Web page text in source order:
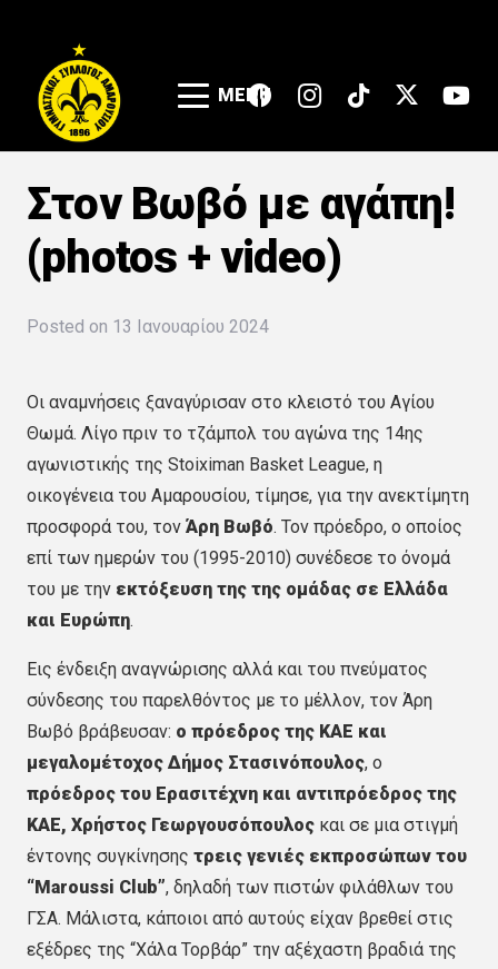
MENU
Στον Βωβό με αγάπη!
(photos + video)
Posted on 13 Ιανουαρίου 2024
Οι αναμνήσεις ξαναγύρισαν στο κλειστό του Αγίου
Θωμά. Λίγο πριν το τζάμπολ του αγώνα της 14ης
αγωνιστικής της Stoiximan Basket League, η
οικογένεια του Αμαρουσίου, τίμησε, για την ανεκτίμητη
προσφορά του, τον Άρη Βωβό. Τον πρόεδρο, ο οποίος
επί των ημερών του (1995-2010) συνέδεσε το όνομά
του με την εκτόξευση της της ομάδας σε Ελλάδα
και Ευρώπη.
Εις ένδειξη αναγνώρισης αλλά και του πνεύματος
σύνδεσης του παρελθόντος με το μέλλον, τον Άρη
Βωβό βράβευσαν: ο πρόεδρος της ΚΑΕ και
μεγαλομέτοχος Δήμος Στασινόπουλος, ο
πρόεδρος του Ερασιτέχνη και αντιπρόεδρος της
ΚΑΕ, Χρήστος Γεωργουσόπουλος και σε μια στιγμή
έντονης συγκίνησης τρεις γενιές εκπροσώπων του
“Maroussi Club”, δηλαδή των πιστών φιλάθλων του
ΓΣΑ. Μάλιστα, κάποιοι από αυτούς είχαν βρεθεί στις
εξέδρες της “Χάλα Τορβάρ” την αξέχαστη βραδιά της